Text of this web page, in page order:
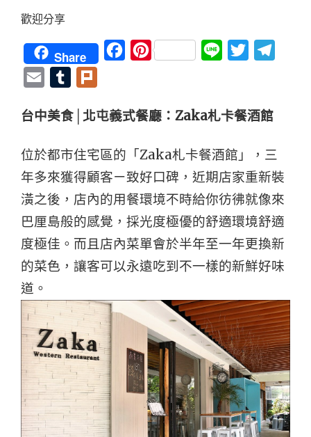
歡迎分享
Share FacebookPinterest Line Twitter
Email Tumblr
台中美食│北屯義式餐廳：Zaka札卡餐酒館
位於都市住宅區的「Zaka札卡餐酒館」，三
年多來獲得顧客ㄧ致好口碑，近期店家重新裝
潢之後，店內的用餐環境不時給你彷彿就像來
巴厘島般的感覺，採光度極優的舒適環境舒適
度極佳。而且店內菜單會於半年至一年更換新
的菜色，讓客可以永遠吃到不一樣的新鮮好味
道。